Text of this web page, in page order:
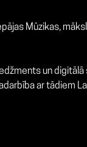
Mūzikas,
un
ar tādiem